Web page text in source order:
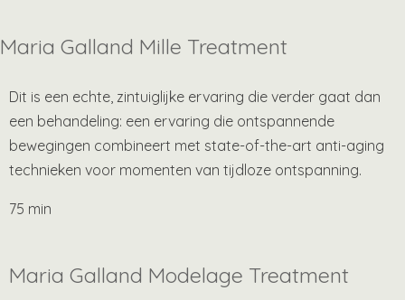
Maria Galland Mille Treatment
Dit is een echte, zintuiglijke ervaring die verder gaat dan
een behandeling: een ervaring die ontspannende
bewegingen combineert met state-of-the-art anti-aging
technieken voor momenten van tijdloze ontspanning.
75 min
Maria Galland Modelage Treatment